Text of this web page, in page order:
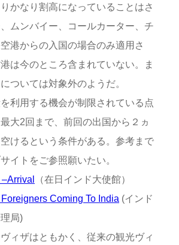
かなり割高になっていることはさ
ムンバイー、コールカーター、チ
港からの入国の場合のみ適用さ
は今のところ含まれていない。ま
ついては対象外のようだ。
利用する機会が制限されている点
大2回まで、前回の出国から２ヵ
けるという条件がある。参考まで
イトをご参照願いたい。
（在日インド大使館）
Coming To India (インド
局)
ィザはともかく、従来の観光ヴィ